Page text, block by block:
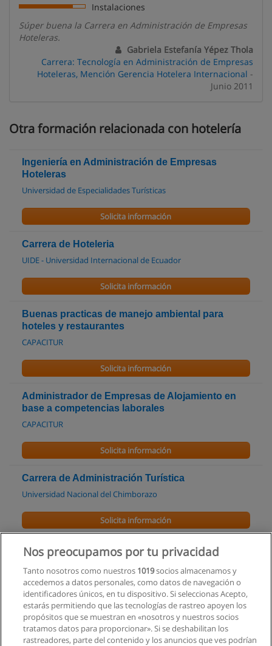
Instalaciones
Súper buena la Carrera en Administración de Empresas
Hoteleras.
Gabriela Estefanía Yépez Thola
Carrera: Tecnología en Administración de Empresas
Hoteleras, Mención Gerencia Hotelera Internacional -
Junio 2011
Otra formación relacionada con hotelería
Ingeniería en Administración de Empresas
Hoteleras
Universidad de Especialidades Turísticas
Solicita información
Carrera de Hoteleria
UIDE - Universidad Internacional de Ecuador
Solicita información
Buenas practicas de manejo ambiental para
hoteles y restaurantes
CAPACITUR
Solicita información
Administrador de Empresas de Alojamiento en
base a competencias laborales
CAPACITUR
Solicita información
Carrera de Administración Turística
Universidad Nacional del Chimborazo
Solicita información
Carrera de Ingeniería en Empresas Ecoturísticas
Solicita información
Ingeniería en Administración Turística y Medio
Ambiente
Nos preocupamos por tu privacidad
Tanto nosotros como nuestros 1019socios almacenamos y
accedemos a datos personales, como datos de navegación o
identificadores únicos, en tu dispositivo. Si seleccionas Acepto,
estarás permitiendo que las tecnologías de rastreo apoyen los
propósitos que se muestran en «nosotros y nuestros socios
tratamos datos para proporcionar». Si se deshabilitan los
rastreadores, parte del contenido y los anuncios que ves podrían